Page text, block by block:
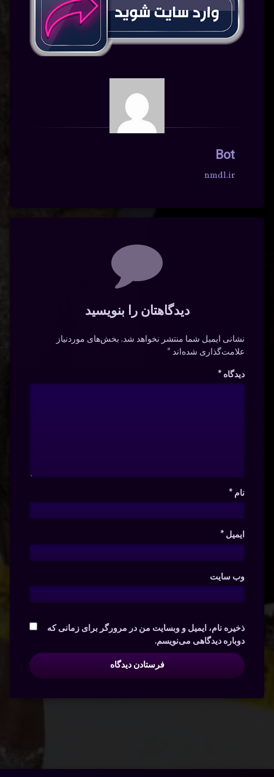
Bot
nmdl.ir
دیدگاهتان را بنویسید
نشانی ایمیل شما منتشر نخواهد شد. بخش‌های موردنیاز
علامت‌گذاری شده‌اند*
دیدگاه *
نام *
ایمیل *
وب‌ سایت
ذخیره نام، ایمیل و وبسایت من در مرورگر برای زمانی که
دوباره دیدگاهی می‌نویسم.